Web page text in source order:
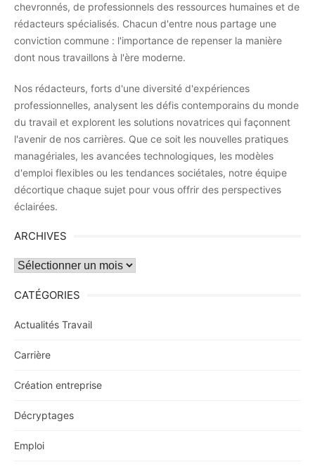
chevronnés, de professionnels des ressources humaines et de
rédacteurs spécialisés. Chacun d'entre nous partage une
conviction commune : l'importance de repenser la manière
dont nous travaillons à l'ère moderne.
Nos rédacteurs, forts d'une diversité d'expériences
professionnelles, analysent les défis contemporains du monde
du travail et explorent les solutions novatrices qui façonnent
l'avenir de nos carrières. Que ce soit les nouvelles pratiques
managériales, les avancées technologiques, les modèles
d'emploi flexibles ou les tendances sociétales, notre équipe
décortique chaque sujet pour vous offrir des perspectives
éclairées.
ARCHIVES
Archives
CATÉGORIES
Actualités Travail
Carrière
Création entreprise
Décryptages
Emploi